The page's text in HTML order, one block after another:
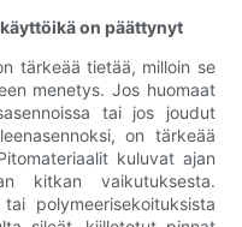
on päättynyt
tärkeää tietää, milloin se
menetys. Jos huomaat
tai jos joudut
on tärkeää
kuluvat ajan
kitkan vaikutuksesta.
polymeerisekoituksista